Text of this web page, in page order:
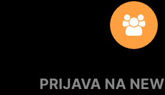
PRIJAVA NA